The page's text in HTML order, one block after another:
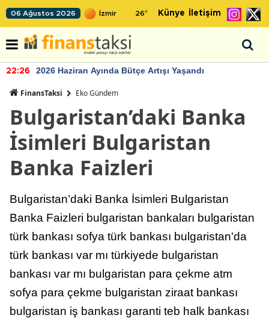
06 Ağustos 2026 26° Künye İletişim
22:26 2026 Haziran Ayında Bütçe Artışı Yaşandı
FinansTaksi Eko Gündem
Bulgaristan’daki Banka
İsimleri Bulgaristan
Banka Faizleri
Bulgaristan’daki Banka İsimleri Bulgaristan
Banka Faizleri bulgaristan bankaları bulgaristan
türk bankası sofya türk bankası bulgaristan'da
türk bankası var mı türkiyede bulgaristan
bankası var mı bulgaristan para çekme atm
sofya para çekme bulgaristan ziraat bankası
bulgaristan iş bankası garanti teb halk bankası